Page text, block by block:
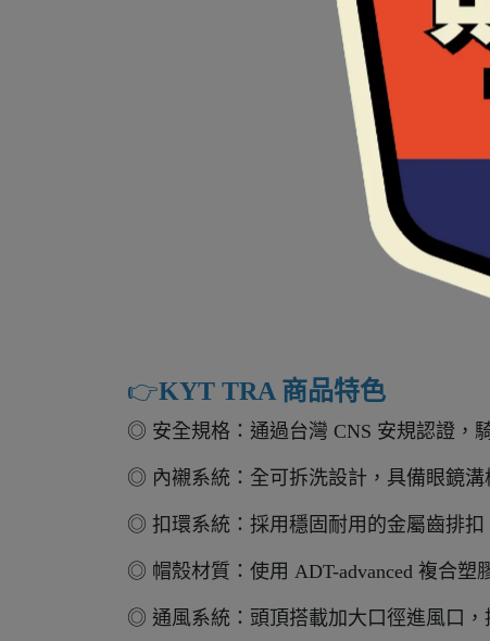
👉️KYT TRA 商品特色
◎ 安全規格：通過台灣 CNS 安規認證，
◎ 內襯系統：全可拆洗設計，具備眼鏡
◎ 扣環系統：採用穩固耐用的金屬齒排
◎ 帽殼材質：使用 ADT-advanced 複合塑
◎ 通風系統：頭頂搭載加大口徑進風口